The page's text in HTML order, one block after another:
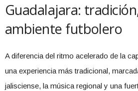
Guadalajara:
ambiente futbolero
A diferencia del ritmo acelerado de la
una experiencia más tradicional,
jalisciense, la música regional y una